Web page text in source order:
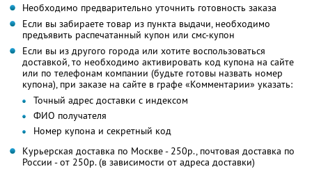
Необходимо предварительно уточнить готовность заказа
Если вы забираете товар из пункта выдачи, необходимо
предъявить распечатанный купон или смс-купон
Если вы из другого города или хотите воспользоваться
доставкой, то необходимо активировать код купона на сайте
или по телефонам компании (будьте готовы назвать номер
купона), при заказе на сайте в графе «Комментарии» указать:
Точный адрес доставки с индексом
ФИО получателя
Номер купона и секретный код
Курьерская доставка по Москве - 250р., почтовая доставка по
России - от 250р. (в зависимости от адреса доставки)